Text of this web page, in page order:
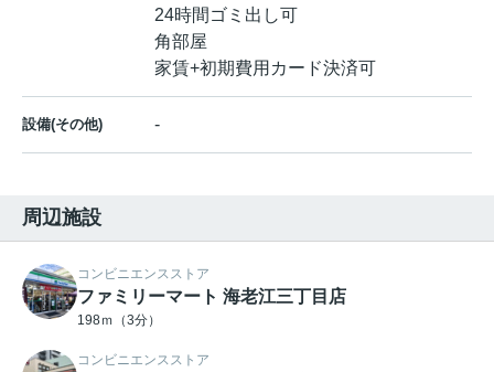
24時間ゴミ出し可
角部屋
家賃+初期費用カード決済可
設備(その他) -
周辺施設
コンビニエンスストア
ファミリーマート 海老江三丁目店
198ｍ（3分）
コンビニエンスストア